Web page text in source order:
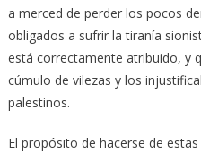
a merced de perder los pocos
obligados a sufrir la tiranía
está correctamente atribuido, y
cúmulo de vilezas y los
palestinos.
El propósito de hacerse de